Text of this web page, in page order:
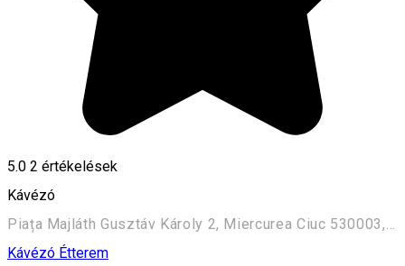
5.0 2 értékelések
Kávézó
Kávézó Étterem